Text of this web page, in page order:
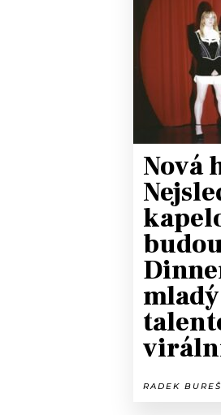
JAK
RÁDIO
APLIKACE
PROGRAM
SOUTĚŽE
Nová
RADEK